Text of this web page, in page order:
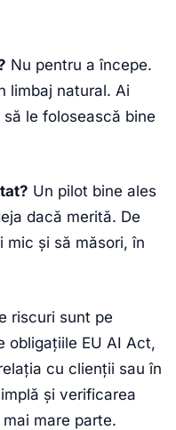
Nu pentru a începe.
limbaj natural. Ai
le folosească bine
Un pilot bine ales
dacă merită. De
mic și să măsori, în
riscuri sunt pe
obligațiile EU AI Act,
cu clienții sau în
și verificarea
mare parte.